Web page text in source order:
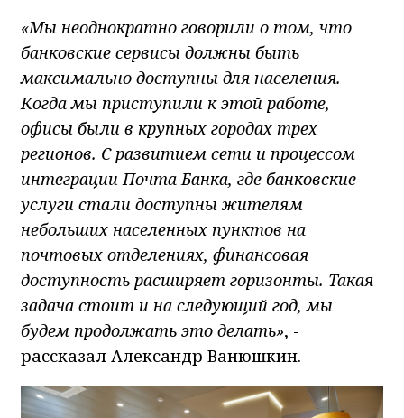
«Мы неоднократно говорили о том, что
банковские сервисы должны быть
максимально доступны для населения.
Когда мы приступили к этой работе,
офисы были в крупных городах трех
регионов. С развитием сети и процессом
интеграции Почта Банка, где банковские
услуги стали доступны жителям
небольших населенных пунктов на
почтовых отделениях, финансовая
доступность расширяет горизонты. Такая
задача стоит и на следующий год, мы
будем продолжать это делать», -
рассказал Александр Ванюшкин.